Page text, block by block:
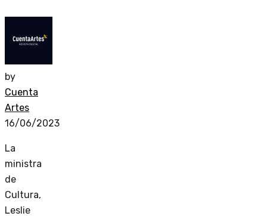
by
Cuenta
Artes
16/06/2023
La
ministra
de
Cultura,
Leslie